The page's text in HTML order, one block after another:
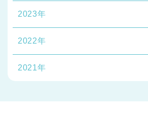
2023年
2022年
2021年